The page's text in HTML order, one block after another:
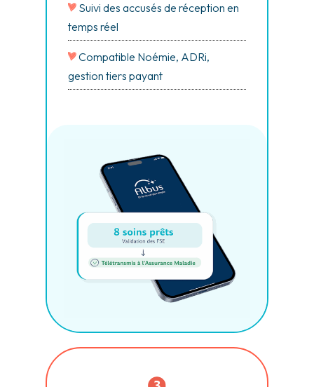
Suivi des accusés de réception en
temps réel
Compatible Noémie, ADRi,
gestion tiers payant